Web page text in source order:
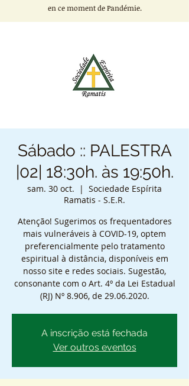
en ce moment de Pandémie.
Sábado :: PALESTRA
|02| 18:30h. às 19:50h.
sam. 30 oct.
  |
Sociedade Espírita
Ramatis - S.E.R.
Atenção! Sugerimos os frequentadores
mais vulneráveis à COVID-19, optem
preferencialmente pelo tratamento
espiritual à distância, disponíveis em
nosso site e redes sociais. Sugestão,
consonante com o Art. 4º da Lei Estadual
(RJ) Nº 8.906, de 29.06.2020.
A inscrição está fechada
Ver outros eventos